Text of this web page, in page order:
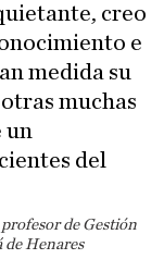
creo
e
medida su
muchas
un
del
profesor de Gestión
Henares